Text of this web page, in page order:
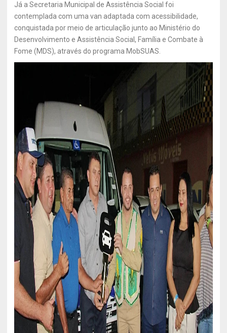
Já a Secretaria Municipal de Assistência Social foi
contemplada com uma van adaptada com acessibilidade,
conquistada por meio de articulação junto ao Ministério do
Desenvolvimento e Assistência Social, Família e Combate à
Fome (MDS), através do programa MobSUAS.